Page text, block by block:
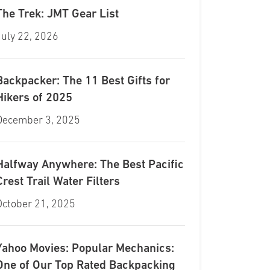
Trek: JMT Gear List
22, 2026
The 11 Best Gifts for
of 2025
3, 2025
Anywhere: The Best Pacific
Trail Water Filters
21, 2025
Movies: Popular Mechanics:
of Our Top Rated Backpacking